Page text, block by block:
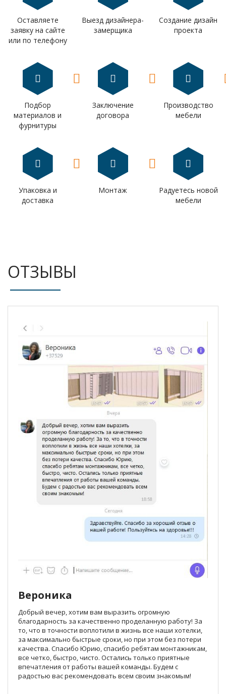
Оставляете
заявку на сайте
или по телефону
Выезд дизайнера-
замерщика
Создание дизайн
проекта
Подбор
материалов и
фурнитуры
Заключение
договора
Производство
мебели
Упаковка и
доставка
Монтаж
Радуетесь новой
мебели
ОТЗЫВЫ
Вероника
Добрый вечер, хотим вам выразить огромную
благодарность за качественно проделанную работу! За
то, что в точности воплотили в жизнь все наши хотелки,
за максимально быстрые сроки, но при этом без потери
качества. Спасибо Юрию, спасибо ребятам монтажникам,
все четко, быстро, чисто. Остались только приятные
впечатления от работы вашей команды. Будем с
радостью вас рекомендовать всем своим знакомым!